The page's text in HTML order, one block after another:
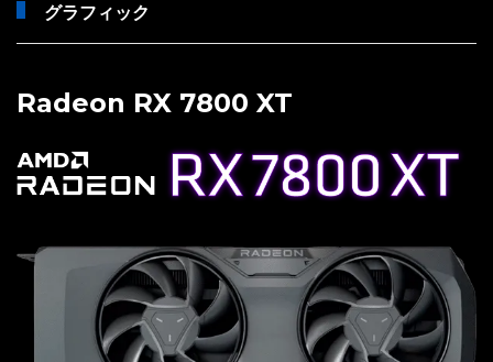
グラフィック
Radeon RX 7800 XT